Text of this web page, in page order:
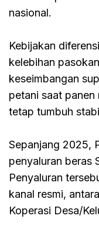
nasional.
Kebijakan
kelebihan
keseimbangan
petani saat
tetap tumbuh
Sepanjang 2025,
penyaluran beras
Penyaluran
kanal resmi,
Koperasi Desa/